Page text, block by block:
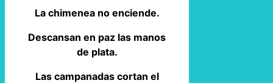
La chimenea no enciende.
Descansan en paz las manos
de plata.
Las campanadas cortan el